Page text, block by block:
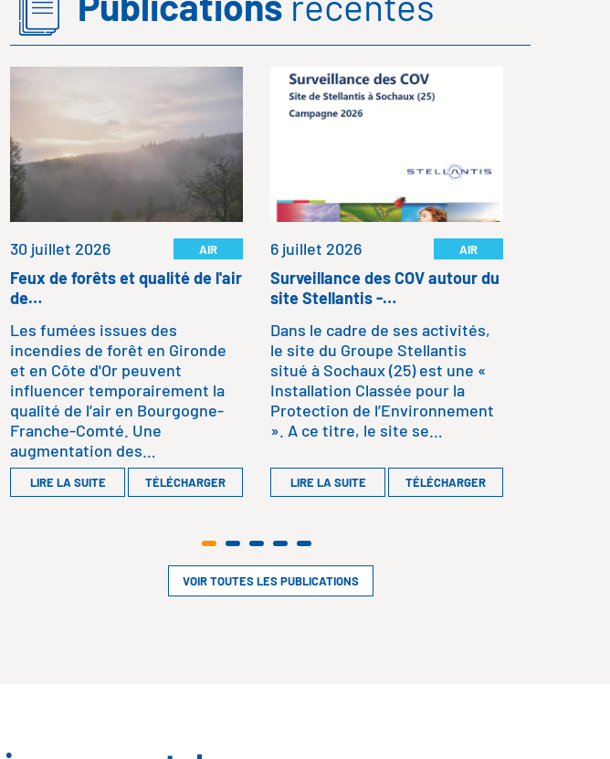
juin 2026
climat et qualité
l’air : les bons…
le retour des beaux jours,
moustiques s'invitent dans
maisons, nos jardins et
nos nuits. Pour s'en
les solutions ne
pas : sprays,…
LIRE LA SUITE
30 juillet 2026 AIR
Feux de forêts et qualité de l'air
de…
Les fumées issues des
incendies de forêt en Gironde
et en Côte d'Or peuvent
influencer temporairement la
qualité de l’air en Bourgogne-
Franche-Comté. Une
augmentation des…
LIRE LA SUITE TÉLÉCHARGER
6 juillet 2026 AIR
Surveillance des COV autour du
site Stellantis -…
Dans le cadre de ses activités,
le site du Groupe Stellantis
situé à Sochaux (25) est une «
Installation Classée pour la
Protection de l’Environnement
». A ce titre, le site se…
LIRE LA SUITE TÉLÉCHARGER
VOIR TOUTES LES PUBLICATIONS